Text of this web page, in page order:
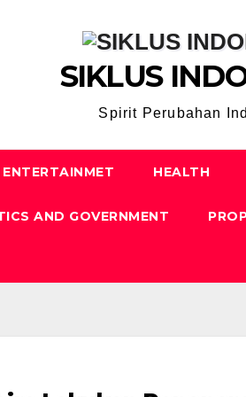
SIKLUS
Spirit Perubahan
ENTERTAINMET HEALTH
AND GOVERNMENT